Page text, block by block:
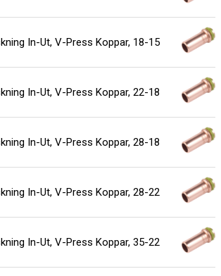
In-Ut, V-Press Koppar, 18-15
In-Ut, V-Press Koppar, 22-18
In-Ut, V-Press Koppar, 28-18
In-Ut, V-Press Koppar, 28-22
In-Ut, V-Press Koppar, 35-22